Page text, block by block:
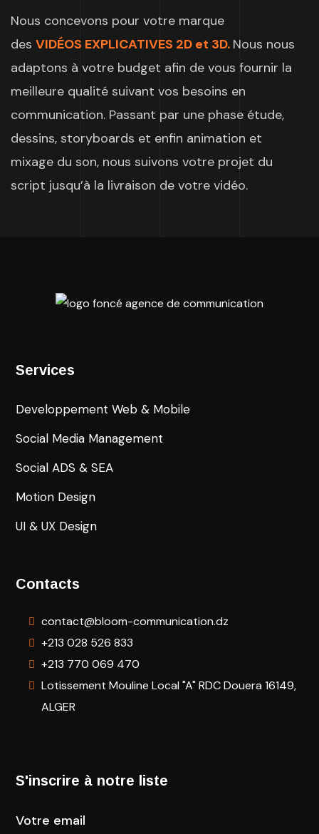
Nous concevons pour votre marque
des VIDÉOS EXPLICATIVES 2D et 3D. Nous nous
adaptons à votre budget afin de vous fournir la
meilleure qualité suivant vos besoins en
communication. Passant par une phase étude,
dessins, storyboards et enfin animation et
mixage du son, nous suivons votre projet du
script jusqu’à la livraison de votre vidéo.
Services
Developpement Web & Mobile
Social Media Management
Social ADS & SEA
Motion Design
UI & UX Design
Contacts
contact@bloom-communication.dz
+213 028 526 833
+213 770 069 470
Lotissement Mouline Local "A" RDC Douera 16149,
ALGER
S'inscrire à notre liste